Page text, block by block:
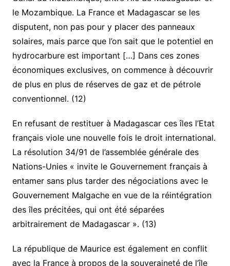
le Mozambique. La France et Madagascar se les
disputent, non pas pour y placer des panneaux
solaires, mais parce que l’on sait que le potentiel en
hydrocarbure est important […] Dans ces zones
économiques exclusives, on commence à découvrir
de plus en plus de réserves de gaz et de pétrole
conventionnel. (12)
En refusant de restituer à Madagascar ces îles l’Etat
français viole une nouvelle fois le droit international.
La résolution 34/91 de l’assemblée générale des
Nations-Unies « invite le Gouvernement français à
entamer sans plus tarder des négociations avec le
Gouvernement Malgache en vue de la réintégration
des îles précitées, qui ont été séparées
arbitrairement de Madagascar ». (13)
La république de Maurice est également en conflit
avec la France à propos de la souveraineté de l’île